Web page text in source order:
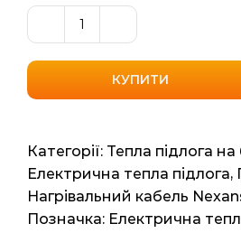
Одножильний
нагрівальний
кабель
Nexans
700/17
(Норвегія)
5.2м2
41.2мп
КУПИТИ
Категорії: Тепла підлога
Електрична тепла підлога,
Нагрівальний кабель
Позначка: Електрична